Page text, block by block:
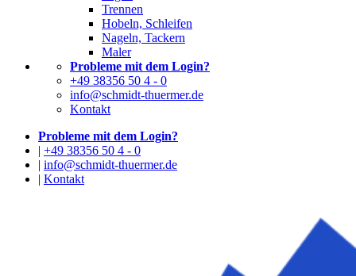
Trennen
Hobeln, Schleifen
Nageln, Tackern
Maler
Probleme mit dem Login?
+49 38356 50 4 - 0
info@schmidt-thuermer.de
Kontakt
Probleme mit dem Login?
| +49 38356 50 4 - 0
| info@schmidt-thuermer.de
| Kontakt